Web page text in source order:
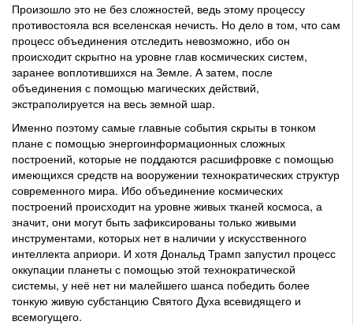
Произошло это не без сложностей, ведь этому процессу
противостояла вся вселенская нечисть. Но дело в том, что сам
процесс объединения отследить невозможно, ибо он
происходит скрытно на уровне глав космических систем,
заранее воплотившихся на Земле. А затем, после
объединения с помощью магических действий,
экстраполируется на весь земной шар.
Именно поэтому самые главные события скрыты в тонком
плане с помощью энергоинформационных сложных
построений, которые не поддаются расшифровке с помощью
имеющихся средств на вооружении технократических структур
современного мира. Ибо объединение космических
построений происходит на уровне живых тканей космоса, а
значит, они могут быть зафиксированы только живыми
инструментами, которых нет в наличии у искусственного
интеллекта априори. И хотя Дональд Трамп запустил процесс
оккупации планеты с помощью этой технократической
системы, у неё нет ни малейшего шанса победить более
тонкую живую субстанцию Святого Духа всевидящего и
всемогущего.